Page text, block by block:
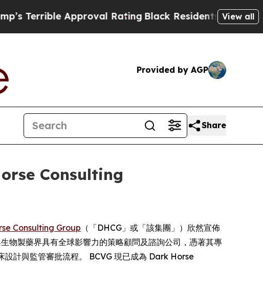
Approval Rating Black Residents Warned ofView all
Provided by AGP
Share
Consulting
Consulting Group （「DHCG」或「該集團」）欣然宣佈
物製藥界具有全球影響力的策略顧問及諮詢公司，憑著其專
設計與監管審批流程。 BCVG 現已成為 Dark Horse